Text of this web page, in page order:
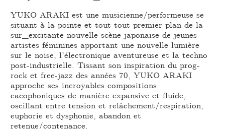
YUKO ARAKI est une musicienne/performeuse se
situant à la pointe et tout tout premier plan de la
sur_excitante nouvelle scène japonaise de jeunes
artistes féminines apportant une nouvelle lumière
sur le noise, l’électronique aventureuse et la techno
post-industrielle. Tissant son inspiration du prog-
rock et free-jazz des années 70, YUKO ARAKI
approche ses incroyables compositions
cacophoniques de manière expansive et fluide,
oscillant entre tension et relâchement/respiration,
euphorie et dysphonie, abandon et
retenue/contenance.